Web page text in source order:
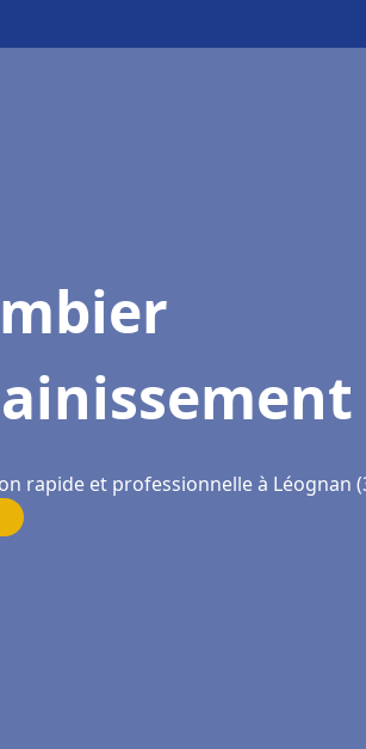
rapide et professionnelle à Léognan